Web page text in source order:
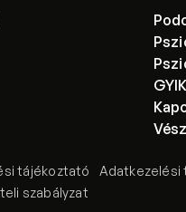
GYIK
tájékoztató
szabályzat